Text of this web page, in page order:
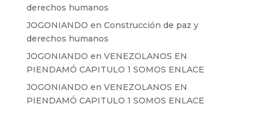
derechos humanos
JOGONIANDO en Construcción de paz y
derechos humanos
JOGONIANDO en VENEZOLANOS EN
PIENDAMÓ CAPITULO 1 SOMOS ENLACE
JOGONIANDO en VENEZOLANOS EN
PIENDAMÓ CAPITULO 1 SOMOS ENLACE